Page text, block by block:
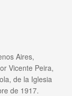
Aires,
Vicente Peira,
de la Iglesia
de 1917.